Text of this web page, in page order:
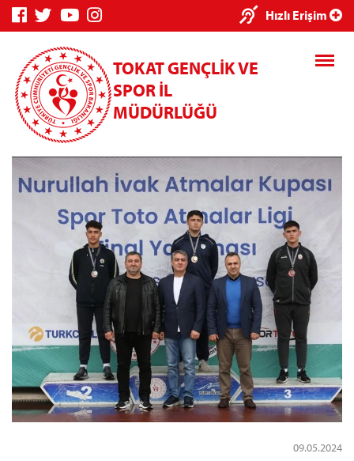
Hızlı Erişim
TOKAT GENÇLİK VE
SPOR İL
MÜDÜRLÜĞÜ
09.05.2024
×
Genç Bilgi
Sistemi
Spor Bilgi
Sistemi
Kredi/Yurt
İşlemleri
Kredi/Yurt E-
Ödeme